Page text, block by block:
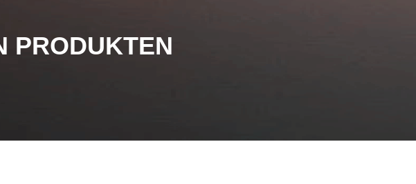
PRODUKTEN